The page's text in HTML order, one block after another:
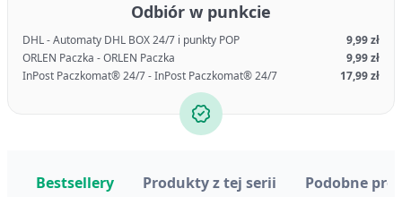
Odbiór w punkcie
DHL - Automaty DHL BOX 24/7 i punkty POP
9,99 zł
ORLEN Paczka - ORLEN Paczka
9,99 zł
InPost Paczkomat® 24/7 - InPost Paczkomat® 24/7
17,99 zł
Bestsellery Produkty z tej serii Podobne